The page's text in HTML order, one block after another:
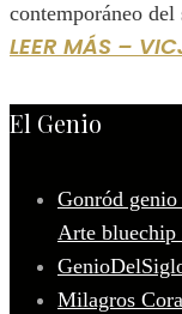
contemporáneo
LEER MÁS –
El Genio
Gonród
Arte bluechip
Milagros